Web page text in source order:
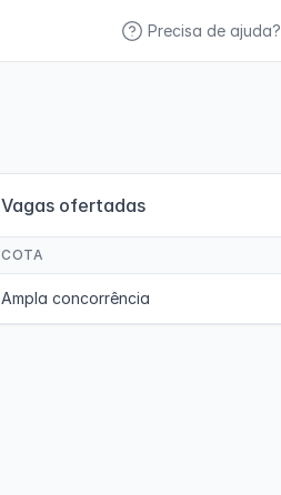
Precisa de ajuda?
Vagas ofertadas
COTA
Ampla concorrência